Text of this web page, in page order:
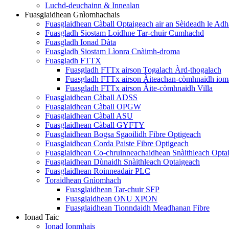
Luchd-deuchainn & Innealan
Fuasglaidhean Gnìomhachais
Fuasglaidhean Càball Optaigeach air an Sèideadh le
Fuasgladh Siostam Loidhne Tar-chuir Cumhachd
Fuasgladh Ionad Dàta
Fuasgladh Siostam Lìonra Cnàimh-droma
Fuasgladh FTTX
Fuasgladh FTTx airson Togalach Àrd-thogalach
Fuasgladh FTTx airson Àiteachan-còmhnaidh
Fuasgladh FTTx airson Àite-còmhnaidh Villa
Fuasglaidhean Càball ADSS
Fuasglaidhean Càball OPGW
Fuasglaidhean Càball ASU
Fuasglaidhean Càball GYFTY
Fuasglaidhean Bogsa Sgaoilidh Fibre Optigeach
Fuasglaidhean Corda Paiste Fibre Optigeach
Fuasglaidhean Co-chruinneachaidhean Snàithleach
Fuasglaidhean Dùnaidh Snàithleach Optaigeach
Fuasglaidhean Roinneadair PLC
Toraidhean Gnìomhach
Fuasglaidhean Tar-chuir SFP
Fuasglaidhean ONU XPON
Fuasglaidhean Tionndaidh Meadhanan Fibre
Ionad Taic
Ionad Ionmhais